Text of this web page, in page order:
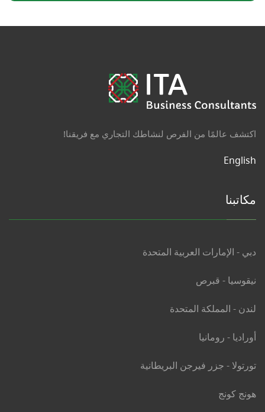
اكتشف عالمًا من الفرص لنشاطك التجاري مع فريقنا!
English
مكاتبنا
دبي - الإمارات العربية المتحدة
نيقوسيا - قبرص
لندن - المملكة المتحدة
أوراديا - رومانيا
تورتولا - جزر فيرجن البريطانية
هونج كونج